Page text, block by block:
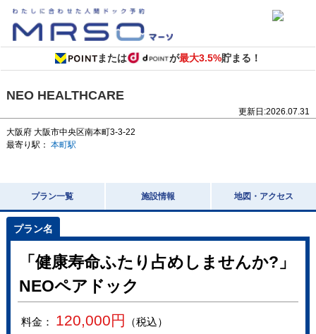
または が最大3.5%貯まる！
NEO HEALTHCARE
更新日:2026.07.31
大阪府 大阪市中央区南本町3-3-22
最寄り駅： 本町駅
プラン一覧 施設情報 地図・アクセス
「健康寿命ふたり占めしませんか?」
NEOペアドック
料金： 120,000円
（税込）